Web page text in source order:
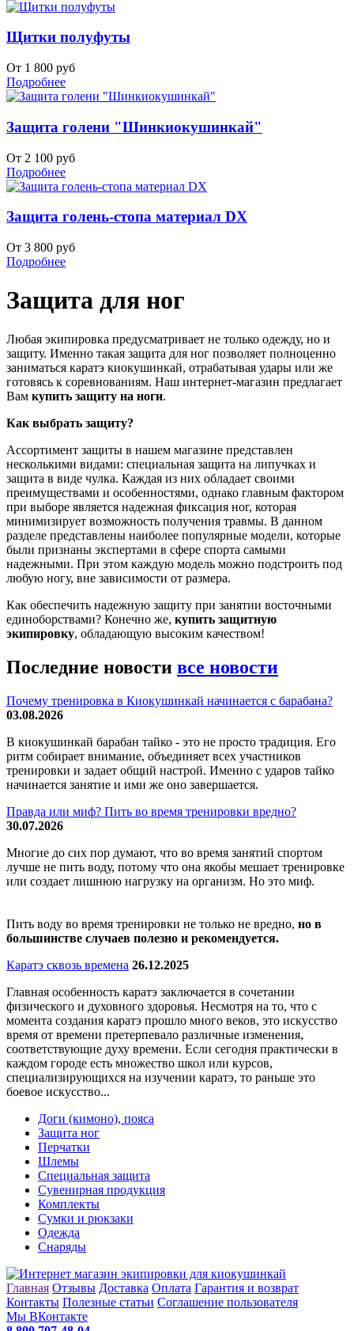
Щитки полуфуты
От 1 800 руб
Подробнее
Защита голени "Шинкиокушинкай"
От 2 100 руб
Подробнее
Защита голень-стопа материал DX
От 3 800 руб
Подробнее
Защита для ног
Любая экипировка предусматривает не только одежду, но и
защиту. Именно такая защита для ног позволяет полноценно
заниматься каратэ киокушинкай, отрабатывая удары или же
готовясь к соревнованиям. Наш интернет-магазин предлагает
Вам купить защиту на ноги.
Как выбрать защиту?
Ассортимент защиты в нашем магазине представлен
несколькими видами: специальная защита на липучках и
защита в виде чулка. Каждая из них обладает своими
преимуществами и особенностями, однако главным фактором
при выборе является надежная фиксация ног, которая
минимизирует возможность получения травмы. В данном
разделе представлены наиболее популярные модели, которые
были признаны экспертами в сфере спорта самыми
надежными. При этом каждую модель можно подстроить под
любую ногу, вне зависимости от размера.
Как обеспечить надежную защиту при занятии восточными
единоборствами? Конечно же, купить защитную
экипировку, обладающую высоким качеством!
Последние новости все новости
Почему тренировка в Киокушинкай начинается с барабана?
03.08.2026
В киокушинкай барабан тайко - это не просто традиция. Его
ритм собирает внимание, объединяет всех участников
тренировки и задает общий настрой. Именно с ударов тайко
начинается занятие и ими же оно завершается.
Правда или миф? Пить во время тренировки вредно?
30.07.2026
Многие до сих пор думают, что во время занятий спортом
лучше не пить воду, потому что она якобы мешает тренировке
или создает лишнюю нагрузку на организм. Но это миф.
Пить воду во время тренировки не только не вредно, но в
большинстве случаев полезно и рекомендуется.
Каратэ сквозь времена 26.12.2025
Главная особенность каратэ заключается в сочетании
физического и духовного здоровья. Несмотря на то, что с
момента создания каратэ прошло много веков, это искусство
время от времени претерпевало различные изменения,
соответствующие духу времени. Если сегодня практически в
каждом городе есть множество школ или курсов,
специализирующихся на изучении каратэ, то раньше это
боевое искусство...
Доги (кимоно), пояса
Защита ног
Перчатки
Шлемы
Специальная защита
Сувенирная продукция
Комплекты
Сумки и рюкзаки
Одежда
Снаряды
Главная Отзывы Доставка Оплата Гарантия и возврат
Контакты Полезные статьи Соглашение пользователя
Мы ВКонтакте